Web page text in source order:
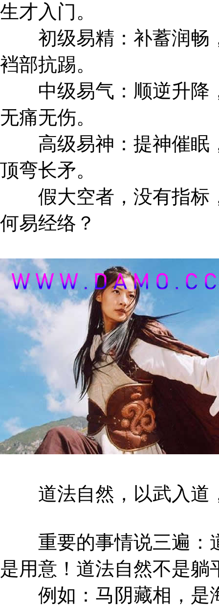
生才入门。
初级易精：补蓄润畅
裆部抗踢。
中级易气：顺逆升降
无痛无伤。
高级易神：提神催眠
顶弯长矛。
假大空者，没有指标
何易经络？
道法自然，以武入道
重要的事情说三遍：
是用意！道法自然不是躺
例如：马阴藏相，是